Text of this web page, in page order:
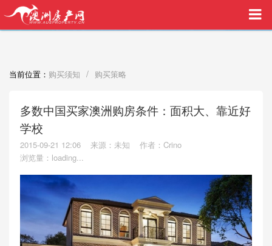
买家中介VIP服务，助您安心购房
当前位置： 购买须知 / 购买策略
多数中国买家澳洲购房条件：面积大、靠近好
学校
2015-09-21 12:06 来源：未知
作者：Crino
浏览量： loading...